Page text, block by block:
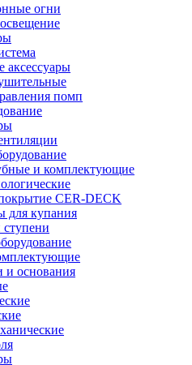
огни
аксессуары
помп
и комплектующие
CER-DECK
для купания
и основания